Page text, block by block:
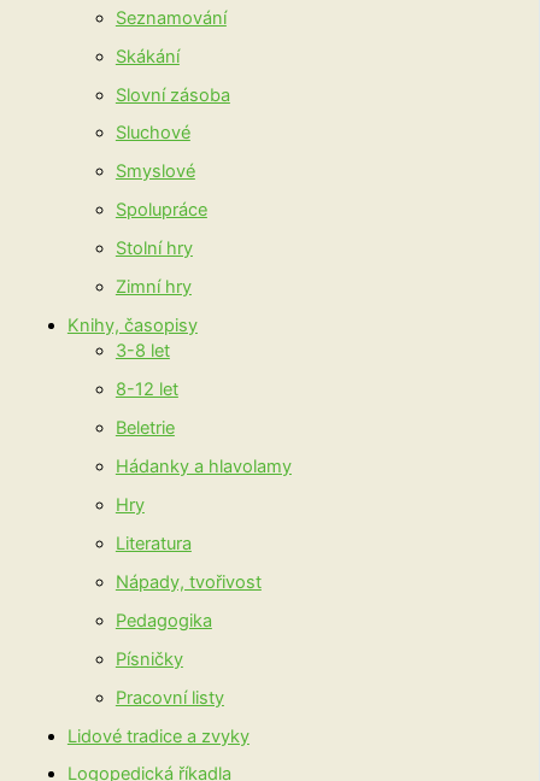
Seznamování
Skákání
Slovní zásoba
Sluchové
Smyslové
Spolupráce
Stolní hry
Zimní hry
Knihy, časopisy
3-8 let
8-12 let
Beletrie
Hádanky a hlavolamy
Hry
Literatura
Nápady, tvořivost
Pedagogika
Písničky
Pracovní listy
Lidové tradice a zvyky
Logopedická říkadla